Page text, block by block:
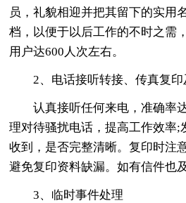
员，礼貌相迎并把其留下的实用
档，以便于以后工作的不时之需
用户达600人次左右。
2、电话接听转接、传真复
认真接听任何来电，准确率
理对待骚扰电话，提高工作效率;
收到，是否完整清晰。复印时注
避免复印资料缺漏。如有信件也
3、临时事件处理